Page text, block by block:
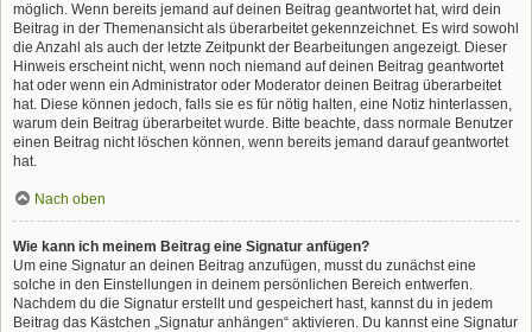
möglich. Wenn bereits jemand auf deinen Beitrag geantwortet hat, wird dein
Beitrag in der Themenansicht als überarbeitet gekennzeichnet. Es wird sowohl
die Anzahl als auch der letzte Zeitpunkt der Bearbeitungen angezeigt. Dieser
Hinweis erscheint nicht, wenn noch niemand auf deinen Beitrag geantwortet
hat oder wenn ein Administrator oder Moderator deinen Beitrag überarbeitet
hat. Diese können jedoch, falls sie es für nötig halten, eine Notiz hinterlassen,
warum dein Beitrag überarbeitet wurde. Bitte beachte, dass normale Benutzer
einen Beitrag nicht löschen können, wenn bereits jemand darauf geantwortet
hat.
Nach oben
Wie kann ich meinem Beitrag eine Signatur anfügen?
Um eine Signatur an deinen Beitrag anzufügen, musst du zunächst eine
solche in den Einstellungen in deinem persönlichen Bereich entwerfen.
Nachdem du die Signatur erstellt und gespeichert hast, kannst du in jedem
Beitrag das Kästchen „Signatur anhängen“ aktivieren. Du kannst eine Signatur